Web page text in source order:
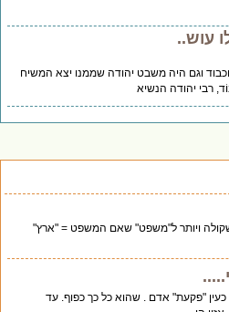
עוש..
וגם היה משבט יהודה שממנו יצא המשיח
ויותר ל"משפט" שאם המשפט = "ארץ"
"פקעת" אדם . שהוא כל כך כפוף. עד